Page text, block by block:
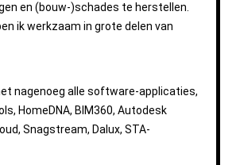
en (bouw-)schades te herstellen.
ik werkzaam in grote delen van
nagenoeg alle software-applicaties,
HomeDNA, BIM360, Autodesk
Snagstream, Dalux, STA-